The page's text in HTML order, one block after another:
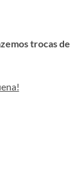
trocas de